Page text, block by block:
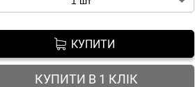
КУПИТИ
КУПИТИ В 1 КЛІК